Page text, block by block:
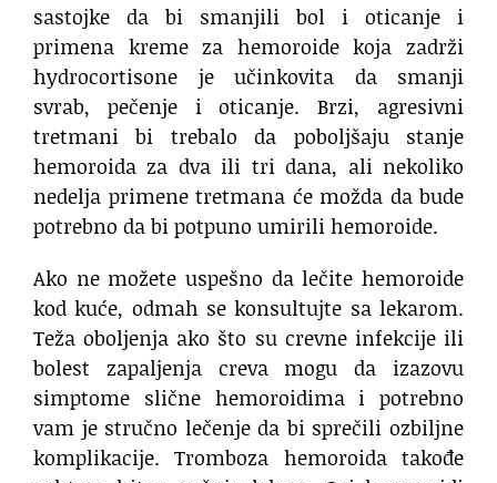
sastojke da bi smanjili bol i oticanje i
primena kreme za hemoroide koja zadrži
hydrocortisone je učinkovita da smanji
svrab, pečenje i oticanje. Brzi, agresivni
tretmani bi trebalo da poboljšaju stanje
hemoroida za dva ili tri dana, ali nekoliko
nedelja primene tretmana će možda da bude
potrebno da bi potpuno umirili hemoroide.
Ako ne možete uspešno da lečite hemoroide
kod kuće, odmah se konsultujte sa lekarom.
Teža oboljenja ako što su crevne infekcije ili
bolest zapaljenja creva mogu da izazovu
simptome slične hemoroidima i potrebno
vam je stručno lečenje da bi sprečili ozbiljne
komplikacije. Tromboza hemoroida takođe